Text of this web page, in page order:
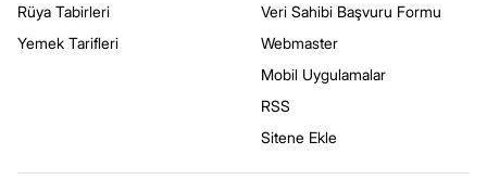
Rüya Tabirleri
Yemek Tarifleri
Veri Sahibi Başvuru Formu
Webmaster
Mobil Uygulamalar
RSS
Sitene Ekle